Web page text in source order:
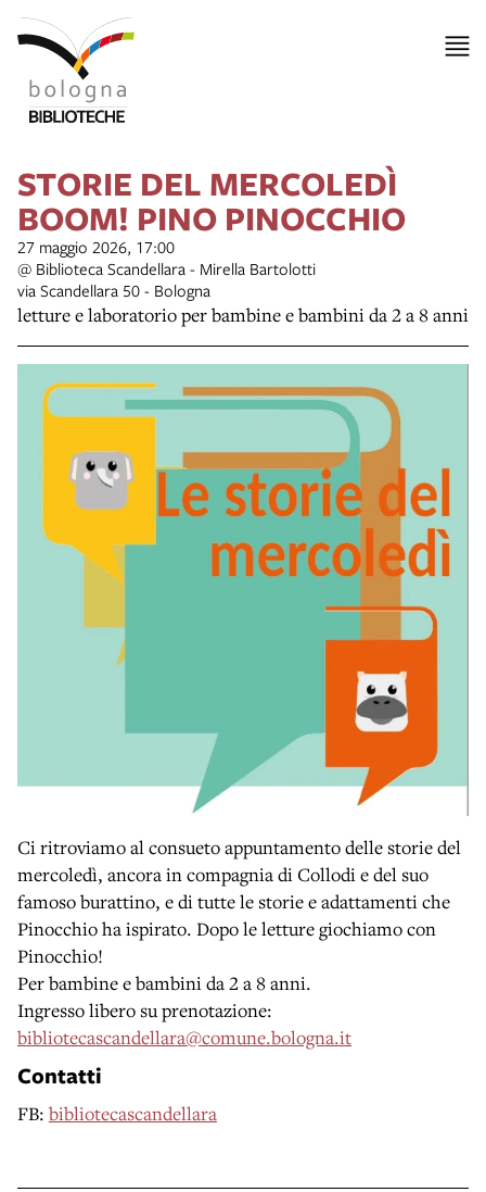
STORIE DEL MERCOLEDÌ
BOOM! PINO PINOCCHIO
27 maggio 2026, 17:00
@ Biblioteca Scandellara - Mirella Bartolotti
via Scandellara 50 - Bologna
letture e laboratorio per bambine e bambini da 2 a 8 anni
Ci ritroviamo al consueto appuntamento delle storie del
mercoledì, ancora in compagnia di Collodi e del suo
famoso burattino, e di tutte le storie e adattamenti che
Pinocchio ha ispirato. Dopo le letture giochiamo con
Pinocchio!
Per bambine e bambini da 2 a 8 anni.
Ingresso libero su prenotazione:
bibliotecascandellara@comune.bologna.it
Contatti
FB: bibliotecascandellara